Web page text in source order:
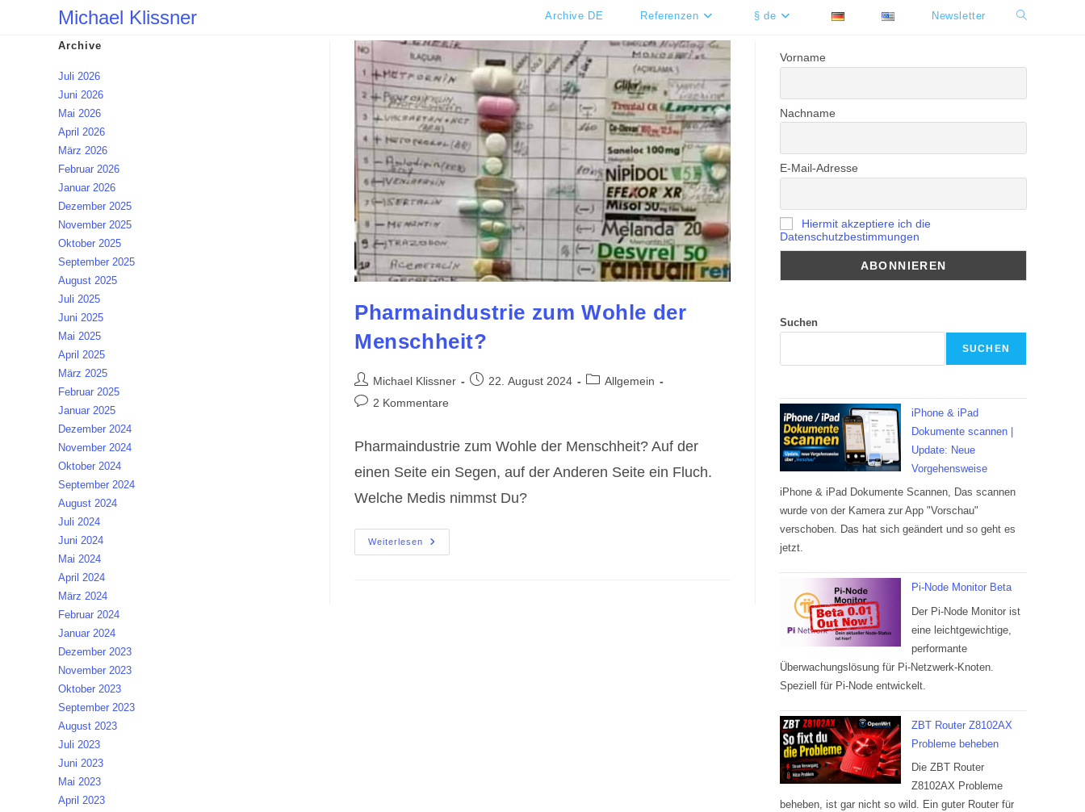
Michael Klissner Archive DE Referenzen § de Newsletter Website-
Pharmaindustrie zum Wohle der
Menschheit?
Beitrags-
Autor:
Michael Klissner
Beitrag22. August 2024
Beitrags-
Allgemein
Beitrags-
2 Kommentare
Pharmaindustrie zum Wohle der Menschheit? Auf der
einen Seite ein Segen, auf der Anderen Seite ein Fluch.
Welche Medis nimmst Du?
Weiterlesen
Pharmaindustrie
Zum
Archive
Juli 2026
Juni 2026
Mai 2026
April 2026
März 2026
Februar 2026
Januar 2026
Dezember 2025
November 2025
Oktober 2025
September 2025
August 2025
Juli 2025
Juni 2025
Mai 2025
April 2025
März 2025
Februar 2025
Januar 2025
Dezember 2024
November 2024
Oktober 2024
September 2024
August 2024
Juli 2024
Juni 2024
Mai 2024
April 2024
März 2024
Februar 2024
Januar 2024
Dezember 2023
November 2023
Oktober 2023
September 2023
August 2023
Juli 2023
Juni 2023
Mai 2023
April 2023
Vorname
Nachname
E-Mail-Adresse
Hiermit akzeptiere ich die
Datenschutzbestimmungen
Suchen
SUCHEN
iPhone & iPad
Dokumente scannen |
Update: Neue
Vorgehensweise
iPhone & iPad Dokumente Scannen, Das scannen
wurde von der Kamera zur App "Vorschau"
verschoben. Das hat sich geändert und so geht es
jetzt.
Pi-Node Monitor Beta
Der Pi-Node Monitor ist
eine leichtgewichtige,
performante
Überwachungslösung für Pi-Netzwerk-Knoten.
Speziell für Pi-Node entwickelt.
ZBT Router Z8102AX
Probleme beheben
Die ZBT Router
Z8102AX Probleme
beheben, ist gar nicht so wild. Ein guter Router für